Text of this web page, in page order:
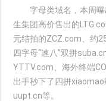
字母类域名，本周曝
生集团高价售出的
元结拍的ZCZ.com、约
四字母“速八”双拼
YTTV.com、海外终端
出手秒下了四拼
uupt.cn等。